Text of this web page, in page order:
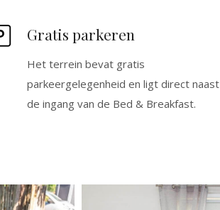
Gratis parkeren
Het terrein bevat gratis
parkeergelegenheid en ligt direct naast
de ingang van de Bed & Breakfast.